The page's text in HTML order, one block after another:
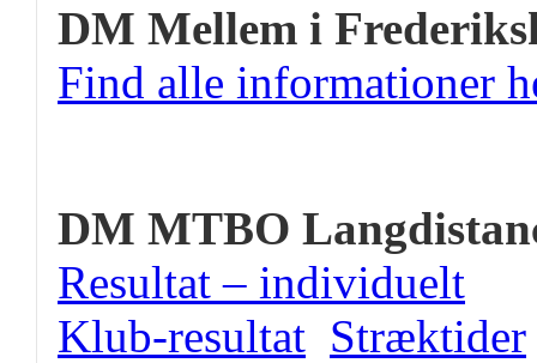
DM Mellem i
Find alle informationer
DM MTBO
Resultat – individuelt
Klub-resultat Stræktider